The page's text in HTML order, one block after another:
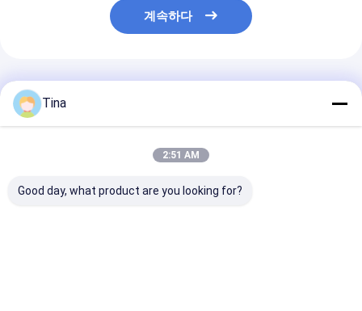
계속하다
추천된 제품
Tina
2:51 AM
Good day, what product are you looking for?